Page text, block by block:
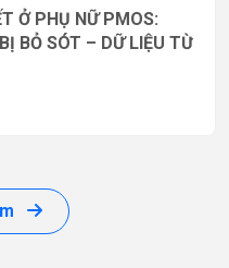
Ở PHỤ NỮ PMOS:
BỎ SÓT – DỮ LIỆU TỪ